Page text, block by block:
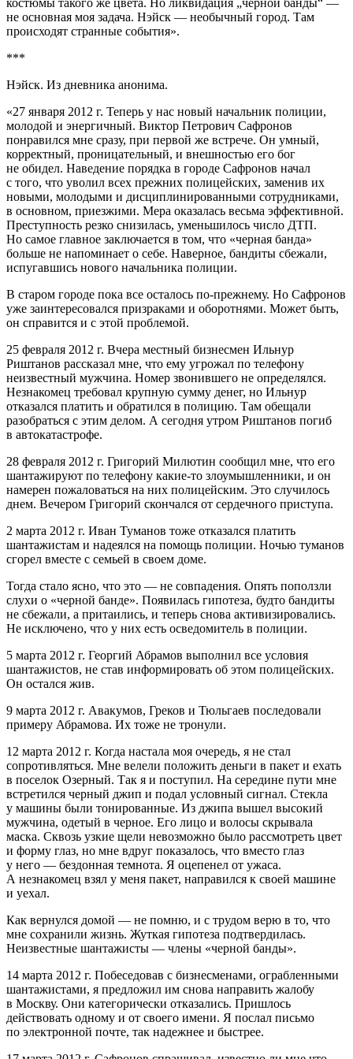
костюмы такого же цвета. Но ликвидация „черной банды“ —
не основная моя задача. Нэйск — необычный город. Там
происходят странные события».
***
Нэйск. Из дневника анонима.
«27 января 2012 г. Теперь у нас новый начальник полиции,
молодой и энергичный. Виктор Петрович Сафронов
понравился мне сразу, при первой же встрече. Он умный,
корректный, проницательный, и внешностью его бог
не обидел. Наведение порядка в городе Сафронов начал
с того, что уволил всех прежних полицейских, заменив их
новыми, молодыми и дисциплинированными сотрудниками,
в основном, приезжими. Мера оказалась весьма эффективной.
Преступность резко снизилась, уменьшилось число ДТП.
Но самое главное заключается в том, что «черная банда»
больше не напоминает о себе. Наверное, бандиты сбежали,
испугавшись нового начальника полиции.
В старом городе пока все осталось по-прежнему. Но Сафронов
уже заинтересовался призраками и оборотнями. Может быть,
он справится и с этой проблемой.
25 февраля 2012 г. Вчера местный бизнесмен Ильнур
Риштанов рассказал мне, что ему угрожал по телефону
неизвестный мужчина. Номер звонившего не определялся.
Незнакомец требовал крупную сумму денег, но Ильнур
отказался платить и обратился в полицию. Там обещали
разобраться с этим делом. А сегодня утром Риштанов погиб
в автокатастрофе.
28 февраля 2012 г. Григорий Милютин сообщил мне, что его
шантажируют по телефону какие-то злоумышленники, и он
намерен пожаловаться на них полицейским. Это случилось
днем. Вечером Григорий скончался от сердечного приступа.
2 марта 2012 г. Иван Туманов тоже отказался платить
шантажистам и надеялся на помощь полиции. Ночью туманов
сгорел вместе с семьей в своем доме.
Тогда стало ясно, что это — не совпадения. Опять поползли
слухи о «черной банде». Появилась гипотеза, будто бандиты
не сбежали, а притаились, и теперь снова активизировались.
Не исключено, что у них есть осведомитель в полиции.
5 марта 2012 г. Георгий Абрамов выполнил все условия
шантажистов, не став информировать об этом полицейских.
Он остался жив.
9 марта 2012 г. Авакумов, Греков и Тюльгаев последовали
примеру Абрамова. Их тоже не тронули.
12 марта 2012 г. Когда настала моя очередь, я не стал
сопротивляться. Мне велели положить деньги в пакет и ехать
в поселок Озерный. Так я и поступил. На середине пути мне
встретился черный джип и подал условный сигнал. Стекла
у машины были тонированные. Из джипа вышел высокий
мужчина, одетый в черное. Его лицо и волосы скрывала
маска. Сквозь узкие щели невозможно было рассмотреть цвет
и форму глаз, но мне вдруг показалось, что вместо глаз
у него — бездонная темнота. Я оцепенел от ужаса.
А незнакомец взял у меня пакет, направился к своей машине
и уехал.
Как вернулся домой — не помню, и с трудом верю в то, что
мне сохранили жизнь. Жуткая гипотеза подтвердилась.
Неизвестные шантажисты — члены «черной банды».
14 марта 2012 г. Побеседовав с бизнесменами, ограбленными
шантажистами, я предложил им снова направить жалобу
в Москву. Они категорически отказались. Пришлось
действовать одному и от своего имени. Я послал письмо
по электронной почте, так надежнее и быстрее.